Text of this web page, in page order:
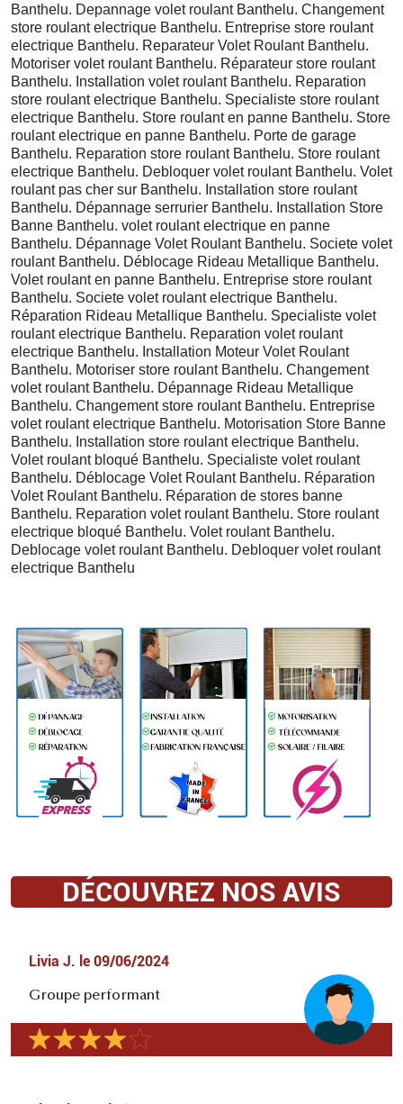
Banthelu. Depannage volet roulant Banthelu. Changement
store roulant electrique Banthelu. Entreprise store roulant
electrique Banthelu. Reparateur Volet Roulant Banthelu.
Motoriser volet roulant Banthelu. Réparateur store roulant
Banthelu. Installation volet roulant Banthelu. Reparation
store roulant electrique Banthelu. Specialiste store roulant
electrique Banthelu. Store roulant en panne Banthelu. Store
roulant electrique en panne Banthelu. Porte de garage
Banthelu. Reparation store roulant Banthelu. Store roulant
electrique Banthelu. Debloquer volet roulant Banthelu. Volet
roulant pas cher sur Banthelu. Installation store roulant
Banthelu. Dépannage serrurier Banthelu. Installation Store
Banne Banthelu. volet roulant electrique en panne
Banthelu. Dépannage Volet Roulant Banthelu. Societe volet
roulant Banthelu. Déblocage Rideau Metallique Banthelu.
Volet roulant en panne Banthelu. Entreprise store roulant
Banthelu. Societe volet roulant electrique Banthelu.
Réparation Rideau Metallique Banthelu. Specialiste volet
roulant electrique Banthelu. Reparation volet roulant
electrique Banthelu. Installation Moteur Volet Roulant
Banthelu. Motoriser store roulant Banthelu. Changement
volet roulant Banthelu. Dépannage Rideau Metallique
Banthelu. Changement store roulant Banthelu. Entreprise
volet roulant electrique Banthelu. Motorisation Store Banne
Banthelu. Installation store roulant electrique Banthelu.
Volet roulant bloqué Banthelu. Specialiste volet roulant
Banthelu. Déblocage Volet Roulant Banthelu. Réparation
Volet Roulant Banthelu. Réparation de stores banne
Banthelu. Reparation volet roulant Banthelu. Store roulant
electrique bloqué Banthelu. Volet roulant Banthelu.
Deblocage volet roulant Banthelu. Debloquer volet roulant
electrique Banthelu
DÉCOUVREZ NOS AVIS
Livia J. le 09/06/2024
Groupe performant